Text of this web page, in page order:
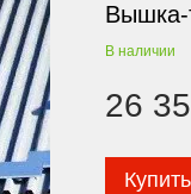
Вышка-
В наличии
26
Купить